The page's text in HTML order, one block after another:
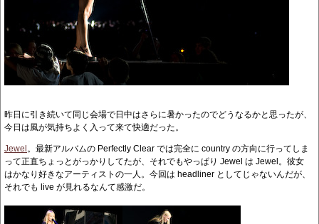
昨日に引き続いて同じ会場で日中はさらに暑かったのでどうなるかと思ったが、
今日は風が気持ちよく入って来て快適だった。
Jewel 。最新アルバムの Perfectly Clear では完全に country の方向に行ってしま
って正直ちょっとがっかりしてたが、それでもやっぱり Jewel は Jewel。彼女
はかなり好きなアーティストの一人。今回は headliner としてじゃないんだが、
それでも live が見れるなんて感激だ。